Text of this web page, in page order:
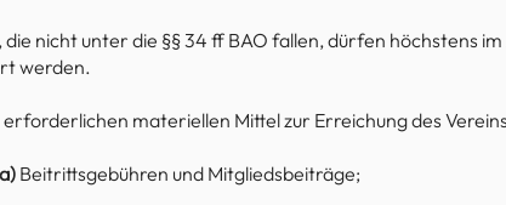
nicht unter die §§ 34 ff BAO fallen, dürfen höchstens
werden.
erforderlichen materiellen Mittel zur Erreichung des
a) Beitrittsgebühren und Mitgliedsbeiträge;